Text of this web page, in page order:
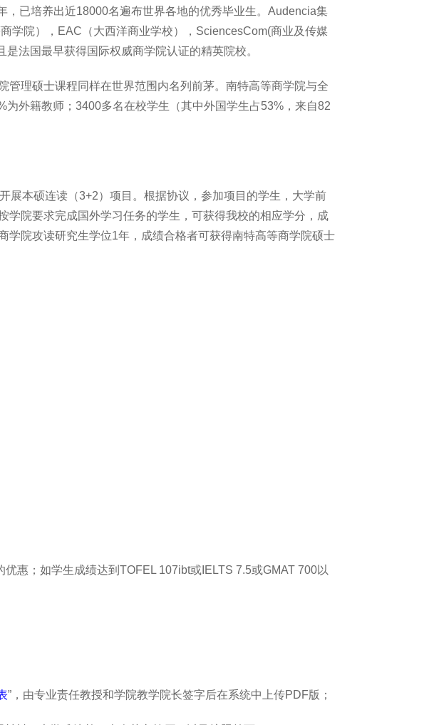
，已培养出近18000名遍布世界各地的优秀毕业生。Audencia集
学院），EAC（大西洋商业学校），SciencesCom(商业及传媒
法国最早获得国际权威商学院认证的精英院校。
理硕士课程同样在世界范围内名列前茅。南特高等商学院与全
为外籍教师； 3400多名在校学生（其中外国学生占53% ，来自82
展本硕连读（3+2）项目。根据协议，参加项目的学生，大学前
院要求完成国外学习任务的学生，可获得我校的相应学分，成
学院攻读研究生学位1年，成绩合格者可获得南特高等商学院硕士
优惠；如学生成绩达到 TOFEL 107ibt或 IELTS 7.5或GMAT 700以
”，由专业责任教授和学院教学院长签字后在系统中上传PDF版；